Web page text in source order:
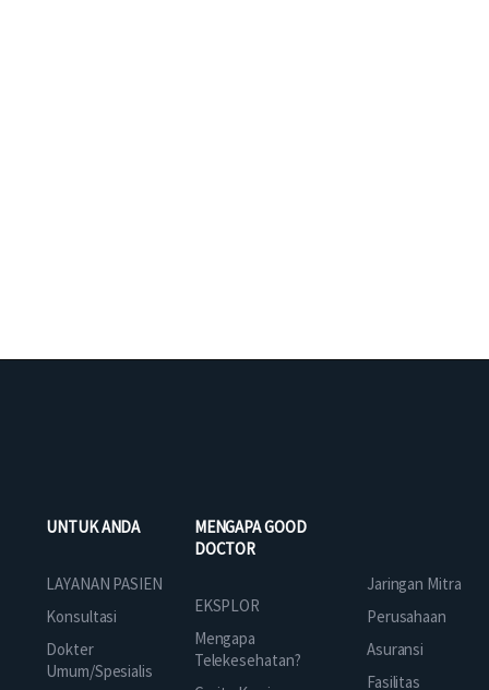
UNTUK ANDA
LAYANAN PASIEN
Konsultasi
Dokter
Umum/Spesialis
MENGAPA GOOD
DOCTOR
EKSPLOR
Mengapa
Telekesehatan?
Jaringan Mitra
Perusahaan
Asuransi
Fasilitas